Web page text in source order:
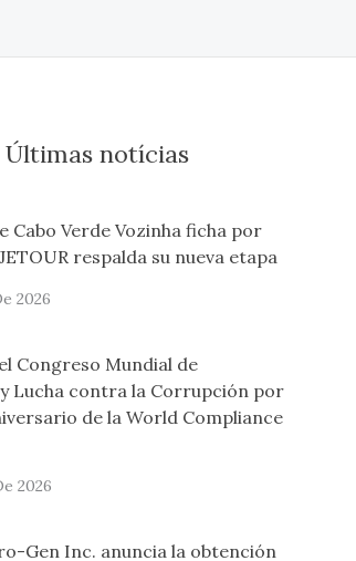
Últimas notícias
Cabo Verde Vozinha ficha por
respalda su nueva etapa
2026
Congreso Mundial de
Lucha contra la Corrupción por
de la World Compliance
2026
Gen Inc. anuncia la obtención